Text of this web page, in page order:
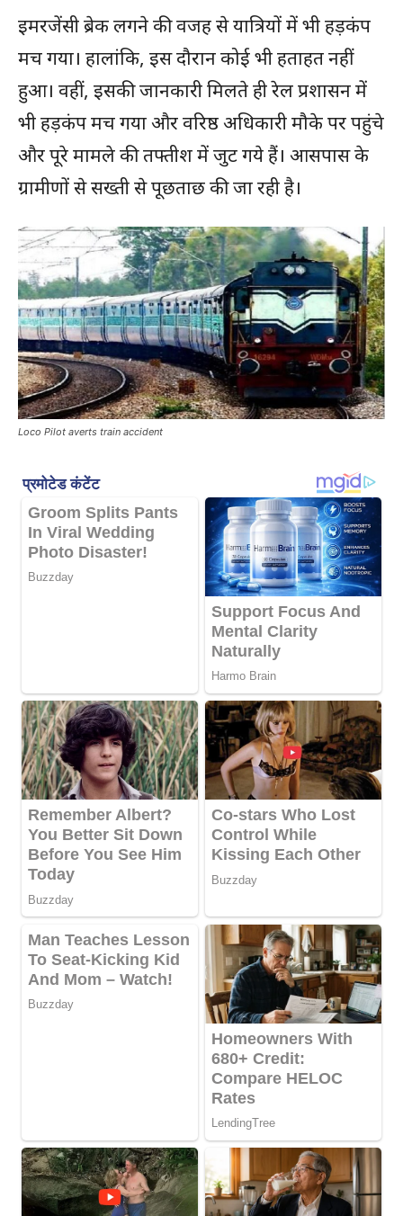
इमरजेंसी ब्रेक लगने की वजह से यात्रियों में भी हड़कंप
मच गया। हालांकि, इस दौरान कोई भी हताहत नहीं
हुआ। वहीं, इसकी जानकारी मिलते ही रेल प्रशासन में
भी हड़कंप मच गया और वरिष्ठ अधिकारी मौके पर पहुंचे
और पूरे मामले की तफ्तीश में जुट गये हैं। आसपास के
ग्रामीणों से सख्ती से पूछताछ की जा रही है।
Loco Pilot averts train accident